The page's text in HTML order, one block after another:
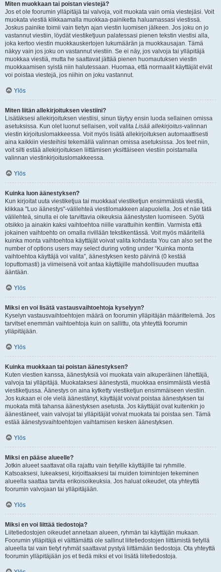
Miten muokkaan tai poistan viestejä?
Jos et ole foorumin ylläpitäjä tai valvoja, voit muokata vain omia viestejäsi. Voit
muokata viestiä klikkaamalla muokkaa-painiketta haluamassasi viestissä.
Joskus painike toimii vain tietyn ajan viestin luomisen jälkeen. Jos joku on jo
vastannut viestiin, löydät viestiketjuun palatessasi pienen tekstin viestisi alla,
joka kertoo viestin muokkauskertojen lukumäärän ja muokkausajan. Tämä
näkyy vain jos joku on vastannut viestiin. Se ei näy, jos valvoja tai ylläpitäjä
muokkaa viestiä, mutta he saattavat jättää pienen huomautuksen viestin
muokkaamisen syistä niin halutessaan. Huomaa, että normaalit käyttäjät eivät
voi poistaa viestejä, jos niihin on joku vastannut.
Ylös
Miten liitän allekirjoituksen viestiini?
Lisätäksesi allekirjoituksen viestiisi, sinun täytyy ensin luoda sellainen omissa
asetuksissa. Kun olet luonut sellaisen, voit valita Lisää allekirjoitus-valinnan
viestin kirjoituslomakkeessa. Voit myös lisätä allekirjoituksen automaattisesti
aina kaikkiin viesteihisi tekemällä valinnan omissa asetuksissa. Jos teet niin,
voit silti estää allekirjoituksen liittämisen yksittäiseen viestiin poistamalla
valinnan viestinkirjoituslomakkeessa.
Ylös
Kuinka luon äänestyksen?
Kun kirjoitat uuta viestiketjua tai muokkaat viestiketjun ensimmäistä viestiä,
klikkaa "Luo äänestys"-välilehteä viestilomakkeen alapuolella. Jos et näe tätä
välilehteä, sinulla ei ole tarvittavia oikeuksia äänestysten luomiseen. Syötä
otsikko ja ainakin kaksi vaihtoehtoa niille varattuihin kenttiin. Varmista että
jokainen vaihtoehto on omalla rivillään tekstikentässä. Voit myös määritellä
kuinka monta vaihtoehtoa käyttäjät voivat valita kohdasta You can also set the
number of options users may select during voting under “Kuinka monta
vaihtoehtoa käyttäjä voi valita”, äänestyksen kesto päivinä (0 kestää
loputtomasti) ja viimeisenä voit antaa käyttäjille mahdollisuuden muuttaa
ääntään.
Ylös
Miksi en voi lisätä vastausvaihtoehtoja kyselyyn?
Kyselyn vastausvaihtoehtojen määrä on foorumin ylläpitäjän määrittelemä. Jos
tarvitset enemmän vaihtoehtoja kuin on sallittu, ota yhteyttä foorumin
ylläpitäjään.
Ylös
Kuinka muokkaan tai poistan äänestyksen?
Kuten viestien kanssa, äänestyksiä voi muokata vain alkuperäinen lähettäjä,
valvoja tai ylläpitäjä. Muokataksesi äänestystä, muokkaa ensimmäistä viestiä
viestiketjussa. Äänestys on aina kytketty viestiketjun ensimmäiseen viestiin.
Jos kukaan ei ole vielä äänestänyt, käyttäjät voivat poistaa äänestyksen tai
muokata mitä tahansa äänestyksen asetusta. Jos käyttäjät ovat kuitenkin jo
äänestäneet, vain valvojat tai ylläpitäjät voivat muokata tai poistaa sen. Tämä
estää äänestysvaihtoehtojen vaihtamisen kesken äänestyksen.
Ylös
Miksi en pääse alueelle?
Jotkin alueet saattavat olla rajattu vain tietyille käyttäjille tai ryhmille.
Katsoaksesi, lukeaksesi, kirjoittaaksesi tai muiden toimintojen tekeminen
alueella saattaa tarvita erikoisoikeuksia. Jos haluat oikeudet, ota yhteyttä
foorumin valvojaan tai ylläpitäjään.
Ylös
Miksi en voi liittää tiedostoja?
Liitetiedostojen oikeudet annetaan alueen, ryhmän tai käyttäjän mukaan.
Foorumin ylläpitäjä ei välttämättä ole sallinut liitetiedostojen liittämistä tietyllä
alueella tai vain tietyt ryhmät saattavat pystyä liittämään tiedostoja. Ota yhteyttä
foorumin ylläpitäjään jos et tiedä miksi et voi lisätä liitetiedostoja.